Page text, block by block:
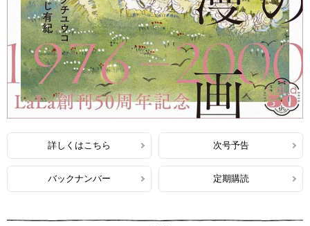
詳しくはこちら 次号予告
バックナンバー 定期購読